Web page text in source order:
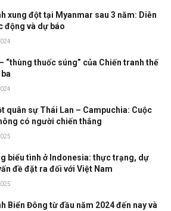
xung đột tại Myanmar sau 3 năm: Diễn
động và dự báo
“thùng thuốc súng” của Chiến tranh thế
quân sự Thái Lan – Campuchia: Cuộc
có người chiến thắng
biểu tình ở Indonesia: thực trạng, dự
đề đặt ra đối với Việt Nam
Biển Đông từ đầu năm 2024 đến nay và